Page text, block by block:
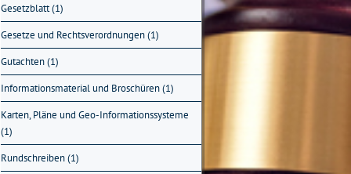
Gesetzblatt (1)
Gesetze und Rechtsverordnungen (1)
Gutachten (1)
Informationsmaterial und Broschüren (1)
Karten, Pläne und Geo-Informationssysteme
(1)
Rundschreiben (1)